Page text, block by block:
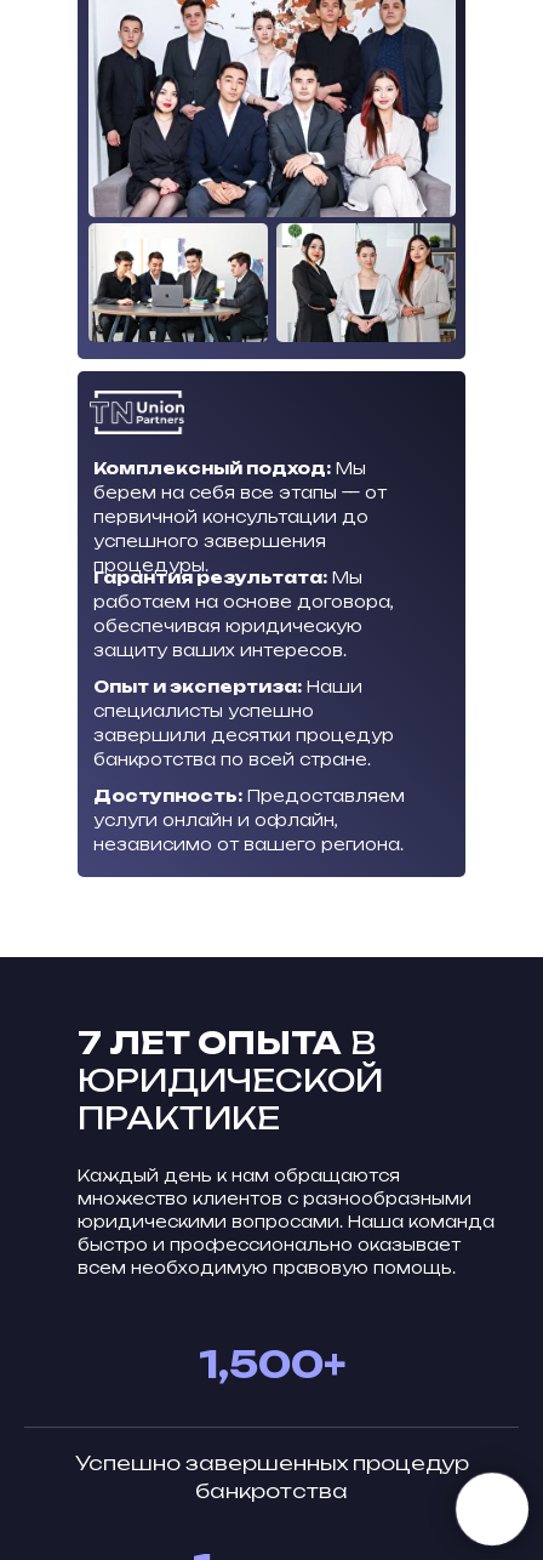
Комплексный подход: Мы
берем на себя все этапы — от
первичной консультации до
успешного завершения
процедуры.
Гарантия результата: Мы
работаем на основе договора,
обеспечивая юридическую
защиту ваших интересов.
Опыт и экспертиза: Наши
специалисты успешно
завершили десятки процедур
банкротства по всей стране.
Доступность: Предоставляем
услуги онлайн и офлайн,
независимо от вашего региона.
7 ЛЕТ ОПЫТА В
ЮРИДИЧЕСКОЙ
ПРАКТИКЕ
Каждый день к нам обращаются
множество клиентов с разнообразными
юридическими вопросами. Наша команда
быстро и профессионально оказывает
всем необходимую правовую помощь.
1,500+
Успешно завершенных процедур
банкротства